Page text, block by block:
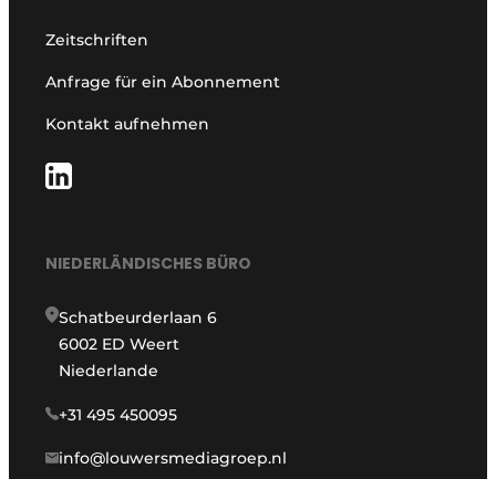
Zeitschriften
Anfrage für ein Abonnement
Kontakt aufnehmen
NIEDERLÄNDISCHES BÜRO
Schatbeurderlaan 6
6002 ED Weert
Niederlande
+31 495 450095
info@louwersmediagroep.nl